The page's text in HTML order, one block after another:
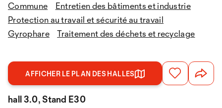
Commune
Entretien des bâtiments et industrie
Protection au travail et sécurité au travail
Gyrophare
Traitement des déchets et recyclage
AFFICHER LE PLAN DES HALLES
hall 3.0, Stand E30